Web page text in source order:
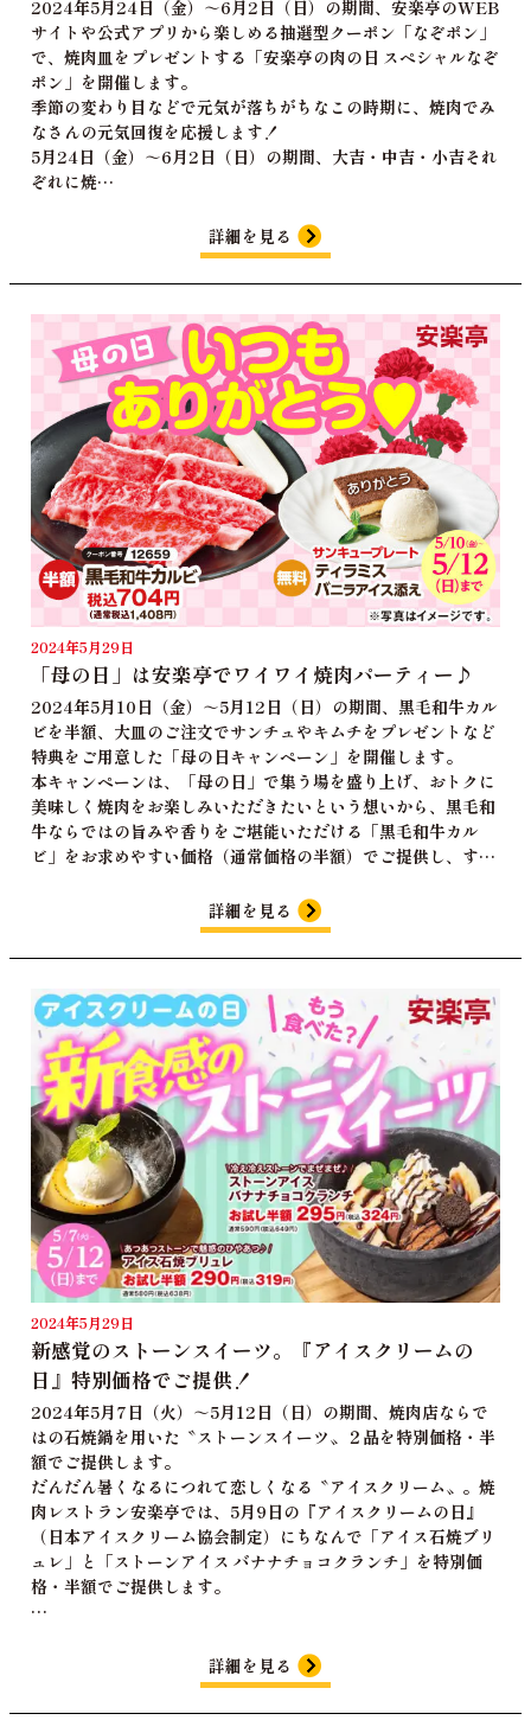
2024年5月24日（金）～6月2日（日）の期間、安楽亭のWEB
サイトや公式アプリから楽しめる抽選型クーポン「なぞポン」
で、焼肉皿をプレゼントする「安楽亭の肉の日 スペシャルなぞ
ポン」を開催します。
季節の変わり目などで元気が落ちがちなこの時期に、焼肉でみ
なさんの元気回復を応援します！
5月24日（金）～6月2日（日）の期間、大吉・中吉・小吉それ
ぞれに焼…
詳細を見る
2024年5月29日
「母の日」は安楽亭でワイワイ焼肉パーティー♪
2024年5月10日（金）～5月12日（日）の期間、黒毛和牛カル
ビを半額、大皿のご注文でサンチュやキムチをプレゼントなど
特典をご用意した「母の日キャンペーン」を開催します。
本キャンペーンは、「母の日」で集う場を盛り上げ、おトクに
美味しく焼肉をお楽しみいただきたいという想いから、黒毛和
牛ならではの旨みや香りをご堪能いただける「黒毛和牛カル
ビ」をお求めやすい価格（通常価格の半額）でご提供し、す…
詳細を見る
2024年5月29日
新感覚のストーンスイーツ。『アイスクリームの
日』特別価格でご提供！
2024年5月7日（火）～5月12日（日）の期間、焼肉店ならで
はの石焼鍋を用いた〝ストーンスイーツ〟２品を特別価格・半
額でご提供します。
だんだん暑くなるにつれて恋しくなる〝アイスクリーム〟。焼
肉レストラン安楽亭では、5月9日の『アイスクリームの日』
（日本アイスクリーム協会制定）にちなんで「アイス石焼ブリ
ュレ」と「ストーンアイス バナナチョコクランチ」を特別価
格・半額でご提供します。
…
詳細を見る